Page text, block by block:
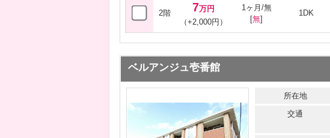
2階 7万円
（+2,000円）
1ヶ月/無
[無]
1DK
ベルアンジュ壱番館
所在地
交通